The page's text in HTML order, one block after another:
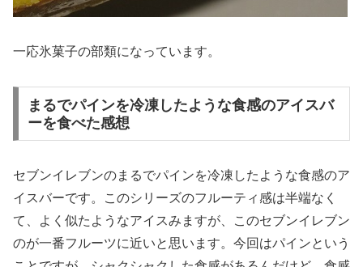
一応氷菓子の部類になっています。
まるでパインを冷凍したような食感のアイスバ
ーを食べた感想
セブンイレブンのまるでパインを冷凍したような食感のア
イスバーです。このシリーズのフルーティ感は半端なく
て、よく似たようなアイスみますが、このセブンイレブン
のが一番フルーツに近いと思います。今回はパインという